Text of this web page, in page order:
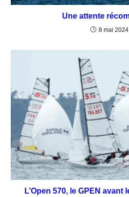
Une attente
8 mai 2024
L’Open 570, le GPEN